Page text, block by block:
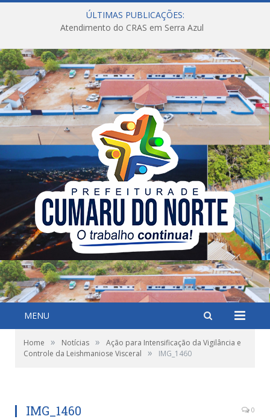
ÚLTIMAS PUBLICAÇÕES:
Atendimento do CRAS em Serra Azul
MENU
Home » Notícias »
Ação para Intensificação da Vigilância e
Controle da Leishmaniose Visceral
» IMG_1460
IMG_1460 0